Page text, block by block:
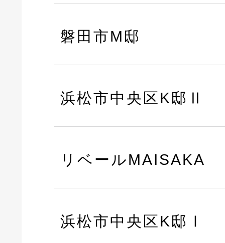
磐田市M邸
浜松市中央区K邸Ⅱ
リベールMAISAKA
浜松市中央区K邸Ⅰ